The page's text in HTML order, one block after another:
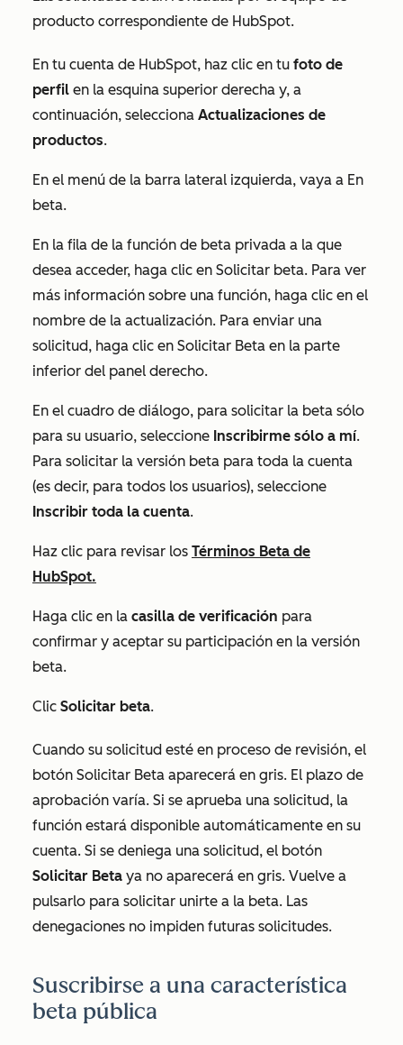
producto correspondiente de HubSpot.
En tu cuenta de HubSpot, haz clic en tu foto de
perfil en la esquina superior derecha y, a
continuación, selecciona Actualizaciones de
productos.
En el menú de la barra lateral izquierda, vaya a En
beta.
En la fila de la función de beta privada a la que
desea acceder, haga clic en Solicitar beta. Para ver
más información sobre una función, haga clic en el
nombre de la actualización. Para enviar una
solicitud, haga clic en Solicitar Beta en la parte
inferior del panel derecho.
En el cuadro de diálogo, para solicitar la beta sólo
para su usuario, seleccione Inscribirme sólo a mí.
Para solicitar la versión beta para toda la cuenta
(es decir, para todos los usuarios), seleccione
Inscribir toda la cuenta.
Haz clic para revisar los Términos Beta de
HubSpot.
Haga clic en la casilla de verificación para
confirmar y aceptar su participación en la versión
beta.
Clic Solicitar beta.
Cuando su solicitud esté en proceso de revisión, el
botón Solicitar Beta aparecerá en gris. El plazo de
aprobación varía. Si se aprueba una solicitud, la
función estará disponible automáticamente en su
cuenta. Si se deniega una solicitud, el botón
Solicitar Beta ya no aparecerá en gris. Vuelve a
pulsarlo para solicitar unirte a la beta. Las
denegaciones no impiden futuras solicitudes.
Suscribirse a una característica
beta pública